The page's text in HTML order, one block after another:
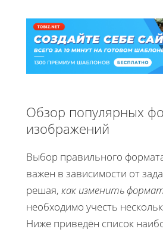
Обзор популярных
изображений
Выбор правильного
важен в зависимости от
решая, как изменить
необходимо учесть
Ниже приведён список